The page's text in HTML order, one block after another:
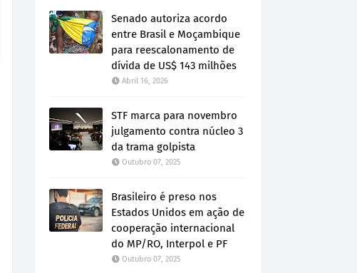
Senado autoriza acordo
entre Brasil e Moçambique
para reescalonamento de
dívida de US$ 143 milhões
Abril 16, 2026
STF marca para novembro
julgamento contra núcleo 3
da trama golpista
Outubro 07, 2025
Brasileiro é preso nos
Estados Unidos em ação de
cooperação internacional
do MP/RO, Interpol e PF
Outubro 07, 2025